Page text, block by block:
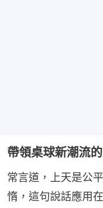
帶領桌球新潮流
常言道，上天是公
惰，這句說話應用